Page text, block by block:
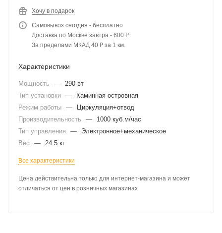
Хочу в подарок
Самовывоз сегодня - бесплатно
Доставка по Москве завтра - 600 ₽
За пределами МКАД 40 ₽ за 1 км.
Характеристики
Мощность — 290 вт
Тип установки —
Каминная островная
Режим работы —
Циркуляция+отвод
Производительность
—
1000 куб.м/час
Тип управления
—
Электронное+механическое
Вес
— 24.5 кг
Все характеристики
Цена действительна только для интернет-магазина и может
отличаться от цен в розничных магазинах